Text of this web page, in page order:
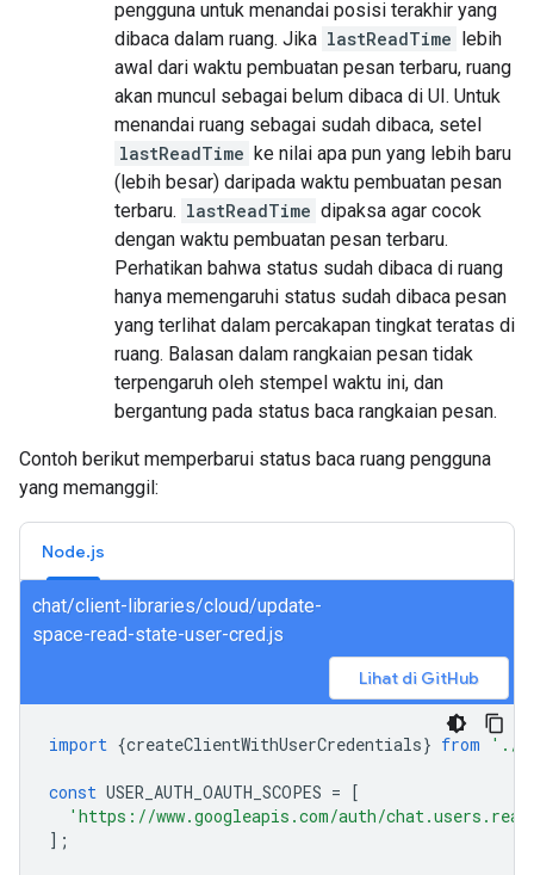
pengguna untuk menandai posisi terakhir yang
dibaca dalam ruang. Jika lastReadTime lebih
awal dari waktu pembuatan pesan terbaru, ruang
akan muncul sebagai belum dibaca di UI. Untuk
menandai ruang sebagai sudah dibaca, setel
lastReadTime ke nilai apa pun yang lebih baru
(lebih besar) daripada waktu pembuatan pesan
terbaru. lastReadTime dipaksa agar cocok
dengan waktu pembuatan pesan terbaru.
Perhatikan bahwa status sudah dibaca di ruang
hanya memengaruhi status sudah dibaca pesan
yang terlihat dalam percakapan tingkat teratas di
ruang. Balasan dalam rangkaian pesan tidak
terpengaruh oleh stempel waktu ini, dan
bergantung pada status baca rangkaian pesan.
Contoh berikut memperbarui status baca ruang pengguna
yang memanggil:
Node.js
chat/client-libraries/cloud/update-
space-read-state-user-cred.js
Lihat di GitHub
import {createClientWithUserCredentials} from './
const USER_AUTH_OAUTH_SCOPES = [
'https://www.googleapis.com/auth/
];